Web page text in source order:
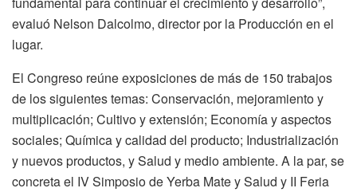
evaluó Nelson Dalcolmo, director por la Producción en el
lugar.
El Congreso reúne exposiciones de más de 150 trabajos
de los siguientes temas: Conservación, mejoramiento y
multiplicación; Cultivo y extensión; Economía y aspectos
sociales; Química y calidad del producto; Industrialización
y nuevos productos, y Salud y medio ambiente. A la par, se
concreta el IV Simposio de Yerba Mate y Salud y II Feria